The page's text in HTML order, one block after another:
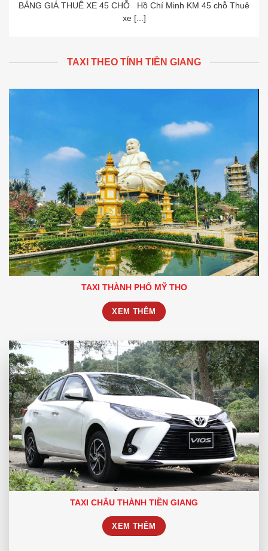
BẢNG GIÁ THUÊ XE 45 CHỖ Hồ Chí Minh KM 45 chỗ Thuê
xe [...]
TAXI THEO TỈNH TIỀN GIANG
TAXI THÀNH PHỐ MỸ THO
XEM THÊM
TAXI CHÂU THÀNH TIỀN GIANG
XEM THÊM